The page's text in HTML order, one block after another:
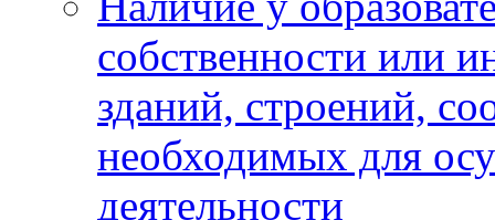
собственности или
зданий, строений,
необходимых для
деятельности